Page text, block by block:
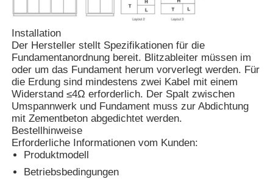
Metallschaltanlagen
Vakuum-Lastschalter
Hochspannungsschalter
Niederspannungsverteilschrank
Niederspannungs-Verteilerkasten
Installation
Der Hersteller stellt Spezifikationen für die
Fundamentanordnung bereit. Blitzableiter müssen im
oder um das Fundament herum vorverlegt werden. Für
die Erdung sind mindestens zwei Kabel mit einem
Widerstand ≤4Ω erforderlich. Der Spalt zwischen
Umspannwerk und Fundament muss zur Abdichtung
mit Zementbeton abgedichtet werden.
Bestellhinweise
Erforderliche Informationen vom Kunden:
Produktmodell
Betriebsbedingungen